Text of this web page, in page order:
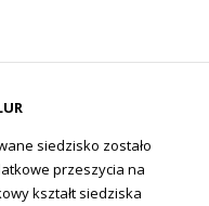
siedzisko zostało
przeszycia na
kształt siedziska